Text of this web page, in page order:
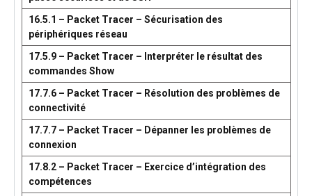
16.5.1 – Packet Tracer – Sécurisation des
périphériques réseau
17.5.9 – Packet Tracer – Interpréter le résultat des
commandes Show
17.7.6 – Packet Tracer – Résolution des problèmes de
connectivité
17.7.7 – Packet Tracer – Dépanner les problèmes de
connexion
17.8.2 – Packet Tracer – Exercice d’intégration des
compétences